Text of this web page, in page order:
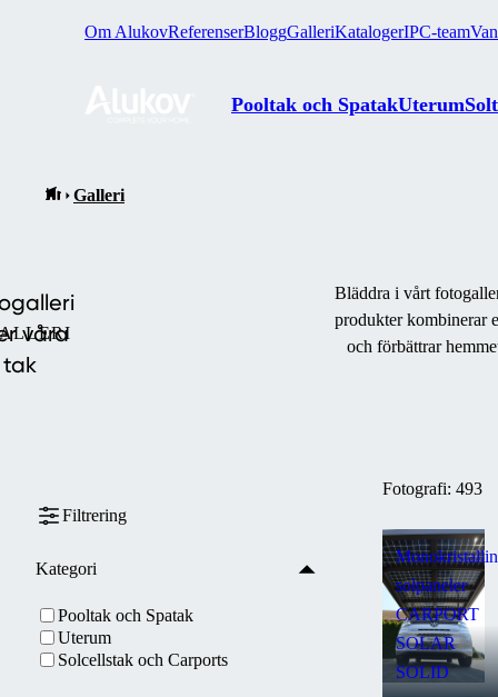
Om AlukovReferenserBloggGalleriKatalogerIPC-team
Pooltak och SpatakUterum
Galleri
våra
tak
Bläddra i vårt
produkter kombinerar
och förbättrar
Filtrering
Kategori
Pooltak och Spatak
Uterum
Solcellstak och Carports
Fotografi: 493
solpaneler
CARPORT
SOLAR
SOLID